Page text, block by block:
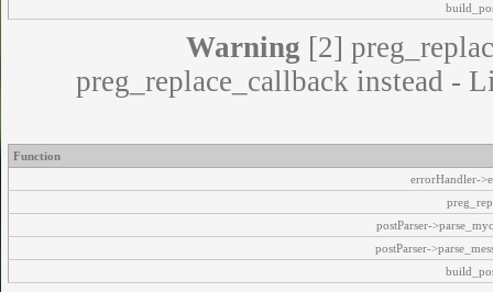
Warning [2]
preg_replace_callback instead -
Function
errorHandler-
postParser-
postParser-